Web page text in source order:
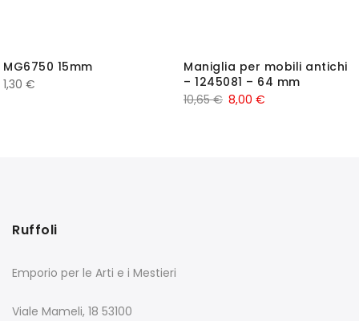
MG6750 15mm
1,30 €
Maniglia per mobili antichi
– 1245081 – 64 mm
10,65€ 8,00 €
Ruffoli
Emporio per le Arti e i Mestieri
Viale Mameli, 18 53100